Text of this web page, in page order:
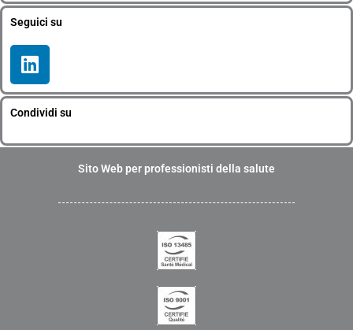
Seguici su
L
i
n
k
d
Condividi su
Sito Web per professionisti della salute